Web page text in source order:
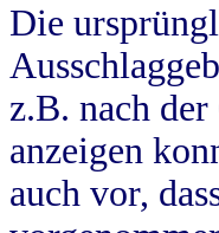
Die
z.B. nach
anzeigen
auch vor,